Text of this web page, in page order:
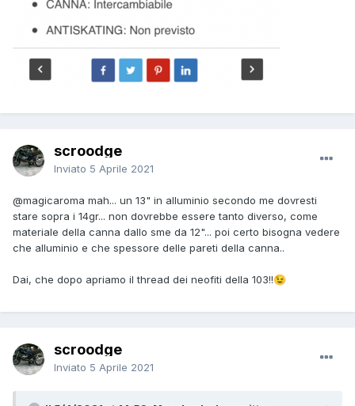
scroodge
Inviato 5 Aprile 2021
@magicaroma mah... un 13" in alluminio secondo me dovresti
stare sopra i 14gr... non dovrebbe essere tanto diverso, come
materiale della canna dallo sme da 12"... poi certo bisogna vedere
che alluminio e che spessore delle pareti della canna..
Dai, che dopo apriamo il thread dei neofiti della 103!!😉
scroodge
Inviato 5 Aprile 2021